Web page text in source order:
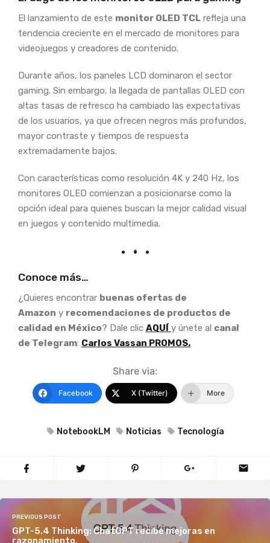
El lanzamiento de este monitor OLED TCL refleja una
tendencia creciente en el mercado de monitores para
videojuegos y creadores de contenido.
Durante años, los paneles LCD dominaron el sector
gaming. Sin embargo, la llegada de pantallas OLED con
altas tasas de refresco ha cambiado las expectativas
de los usuarios, ya que ofrecen negros más profundos,
mayor contraste y tiempos de respuesta
extremadamente bajos.
Con características como resolución 4K y 240 Hz, los
monitores OLED comienzan a posicionarse como la
opción ideal para quienes buscan la mejor calidad visual
en juegos y contenido multimedia.
Conoce más…
¿Quieres encontrar buenas ofertas de
Amazon y recomendaciones de productos de
calidad en México? Dale clic AQUÍ y únete al canal
de Telegram: Carlos Vassan PROMOS.
Share via:
Facebook X (Twitter) More
NotebookLM Noticias Tecnología
PREVIOUS POST
GPT-5.4 Thinking: ChatGPT recibe mejoras en
razonamiento.